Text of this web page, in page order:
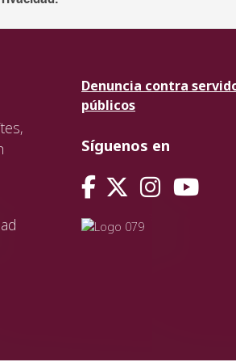
Denuncia contra
públicos
Síguenos en